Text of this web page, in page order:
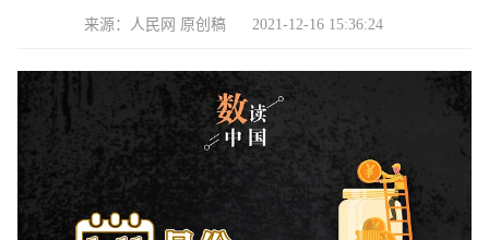
来源：人民网 原创稿 2021-12-16 15:36:24